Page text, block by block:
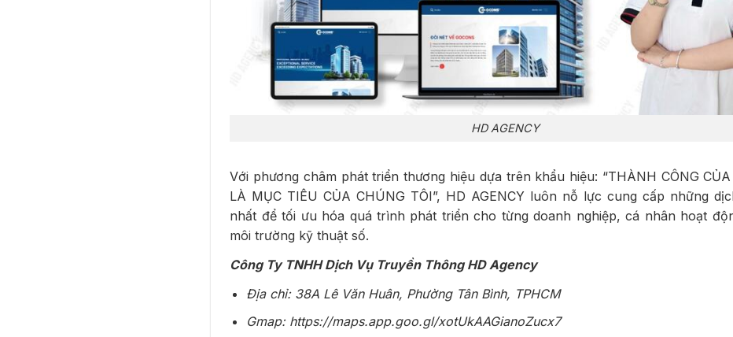
HD AGENCY
Với phương châm phát triển thương hiệu dựa trên khẩu hiệu: “THÀNH CÔNG CỦA
LÀ MỤC TIÊU CỦA CHÚNG TÔI”, HD AGENCY luôn nỗ lực cung cấp những
nhất để tối ưu hóa quá trình phát triển cho từng doanh nghiệp, cá nhân hoạt
môi trường kỹ thuật số.
Công Ty TNHH Dịch Vụ Truyền Thông HD Agency
Địa chỉ: 38A Lê Văn Huân, Phường Tân Bình, TPHCM
Gmap: https://maps.app.goo.gl/xotUkAAGianoZucx7